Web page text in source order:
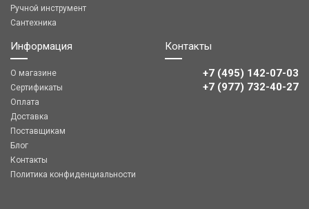
Ручной инструмент
Сантехника
Информация
О магазине
Сертификаты
Оплата
Доставка
Поставщикам
Блог
Контакты
Политика конфиденциальности
Контакты
+7 (495) 142-07-03
‎‎+7 (977) 732-40-27